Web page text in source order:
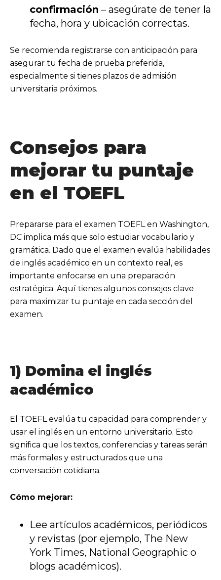
confirmación – asegúrate de tener la
fecha, hora y ubicación correctas.
Se recomienda registrarse con anticipación para
asegurar tu fecha de prueba preferida,
especialmente si tienes plazos de admisión
universitaria próximos.
Consejos para
mejorar tu puntaje
en el TOEFL
Prepararse para el examen TOEFL en Washington,
DC implica más que solo estudiar vocabulario y
gramática. Dado que el examen evalúa habilidades
de inglés académico en un contexto real, es
importante enfocarse en una preparación
estratégica. Aquí tienes algunos consejos clave
para maximizar tu puntaje en cada sección del
examen.
1) Domina el inglés
académico
El TOEFL evalúa tu capacidad para comprender y
usar el inglés en un entorno universitario. Esto
significa que los textos, conferencias y tareas serán
más formales y estructurados que una
conversación cotidiana.
Cómo mejorar:
Lee artículos académicos, periódicos
y revistas (por ejemplo, The New
York Times, National Geographic o
blogs académicos).